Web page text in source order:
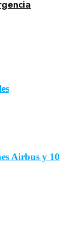
Airbus y 10